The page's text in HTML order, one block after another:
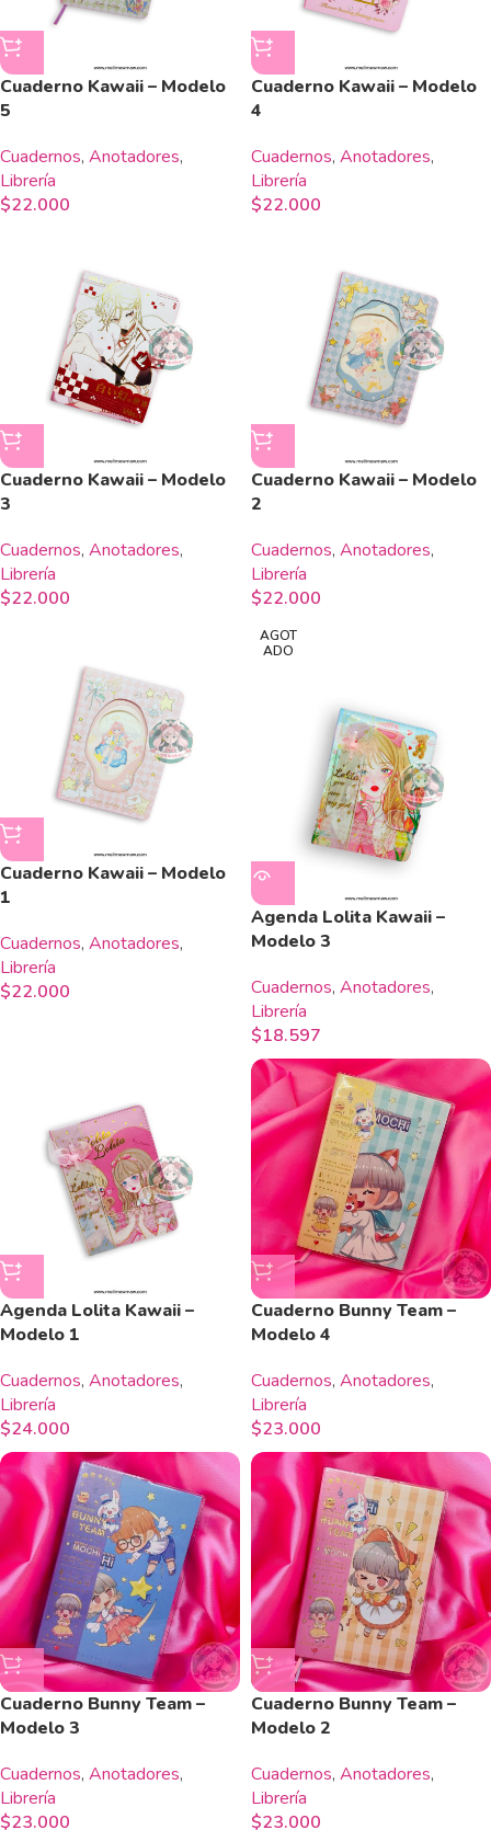
Cuaderno Kawaii – Modelo
5
Cuadernos, Anotadores,
Librería
$22.000
Cuaderno Kawaii – Modelo
4
Cuadernos, Anotadores,
Librería
$22.000
Cuaderno Kawaii – Modelo
3
Cuadernos, Anotadores,
Librería
$22.000
Cuaderno Kawaii – Modelo
2
Cuadernos, Anotadores,
Librería
$22.000
Cuaderno Kawaii – Modelo
1
Cuadernos, Anotadores,
Librería
$22.000
AGOT
ADO
Agenda Lolita Kawaii –
Modelo 3
Cuadernos, Anotadores,
Librería
$18.597
Agenda Lolita Kawaii –
Modelo 1
Cuadernos, Anotadores,
Librería
$24.000
Cuaderno Bunny Team –
Modelo 4
Cuadernos, Anotadores,
Librería
$23.000
Cuaderno Bunny Team –
Modelo 3
Cuadernos, Anotadores,
Librería
$23.000
Cuaderno Bunny Team –
Modelo 2
Cuadernos, Anotadores,
Librería
$23.000